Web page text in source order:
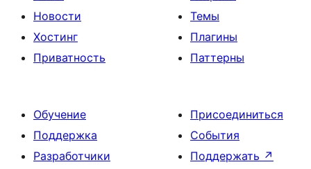
Новости
Хостинг
Приватность
Темы
Плагины
Паттерны
Обучение
Поддержка
Разработчики
Присоединиться
События
Поддержать ↗